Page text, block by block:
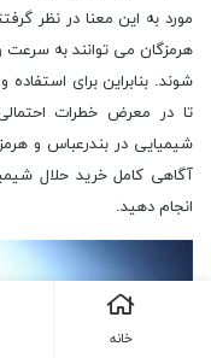
مورد به این معنا در نظر
هرمزگان می توانند به سرعت
شوند. بنابراین برای استفاده
تا در معرض خطرات
شیمیایی در بندرعباس و
آگاهی کامل خرید حلال
انجام دهید.
خانه